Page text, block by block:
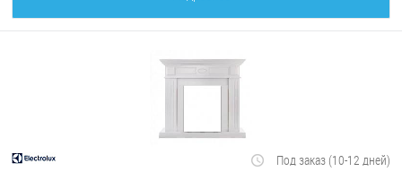
Под заказ (10-12 дней)